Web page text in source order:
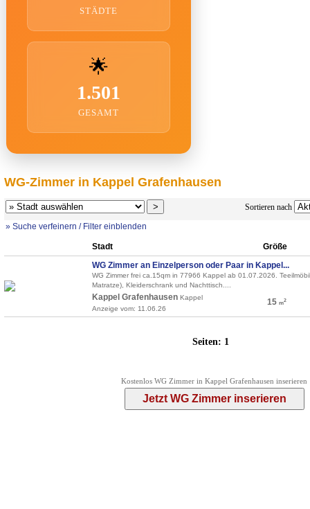
STÄDTE
🌟
1.501
GESAMT
WG-Zimmer in Kappel Grafenhausen
Sortieren nach
» Suche verfeinern / Filter einblenden
Stadt
Größe
WG Zimmer an Einzelperson oder Paar in Kappel...
WG Zimmer frei ca.15qm in 77966 Kappel ab 01.07.2026.
Matratze), Kleiderschrank und Nachttisch....
Kappel Grafenhausen Kappel
Anzeige vom: 11.06.26
15 m2
Seiten: 1
Kostenlos WG Zimmer in Kappel Grafenhausen inserieren